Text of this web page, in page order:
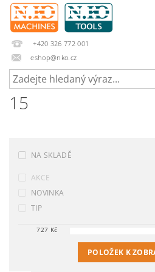
+420 326 772 001
eshop@nko.cz
15
NA SKLADĚ
AKCE
NOVINKA
TIP
727 Kč
POLOŽEK K